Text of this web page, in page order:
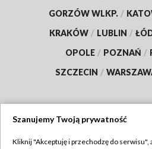
GORZÓW WLKP. /
KRAKÓW / LUBLIN /
OPOLE / POZNAŃ /
SZCZECIN /
Szanujemy Twoją prywatność
Kliknij "Akceptuję i przechodzę do serwisu",